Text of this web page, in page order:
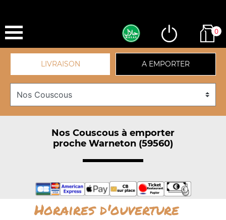
0
LIVRAISON A EMPORTER
Nos Couscous à emporter
proche Warneton (59560)
Horaires d'ouverture